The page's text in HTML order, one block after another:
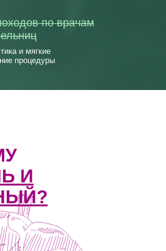
по врачам
и мягкие
процедуры
И